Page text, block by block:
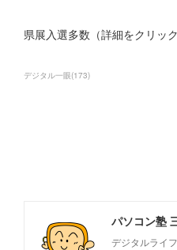
県展入選多数（詳細をクリック
デジタル一眼(173)
パソコン塾
デジタルライ